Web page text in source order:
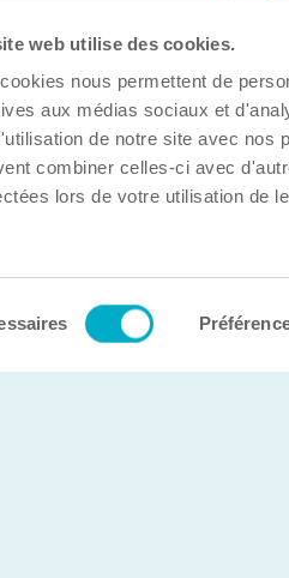
web utilise des cookies.
nous permettent de
aux médias sociaux et
de notre site avec nos
combiner celles-ci avec
lors de votre utilisation de
de Trois-Rivières |Politique